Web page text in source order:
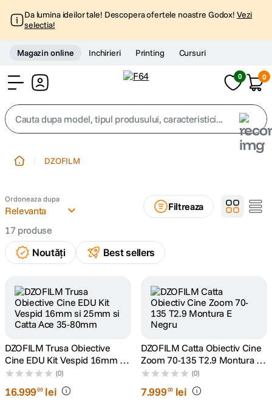
Da lumina ideilor tale! Descopera ofertele noastre Godox! Vezi
selectia!
Magazin online Inchirieri Printing Cursuri
0 0
Cauta dupa model, tipul produsului, caracteristici...
2. trepied
3. trepied telefon
5 canon sx740 hs
6. lavaliera
7. ulanzi
8. godox
DZOFILM
Ordoneaza dupa
Relevanta
Filtreaza
17 produse
Noutăți
Best sellers
DZOFILM Trusa Obiective
Cine EDU Kit Vespid 16mm si
25mm si Catta Ace 35-80mm
(0)
16.99900 lei
DZOFILM Catta Obiectiv Cine
Zoom 70-135 T2.9 Montura E
Negru
(0)
7.99900 lei